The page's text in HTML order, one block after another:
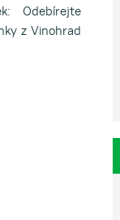
Odebírejte
z Vinohrad